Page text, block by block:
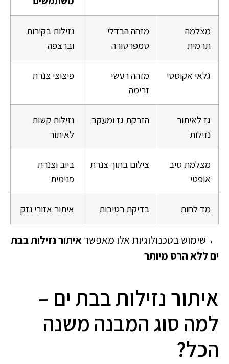
מצלמה
תרמית
מזהה הבדלי
טמפרטורה
נזילות בקירות
וברצפה
גלאי אקוסטי
מזהה רעשי
זרימה
פיצוצי צנרת
גז לאיתור
נזילות
הזרקת גז ומעקב
נזילות קשות
לאיתור
מצלמת סיב
אופטי
צילום בתוך צנרת
ביוב וצנרת
פנימית
מד לחות בדיקת רטיבות איתור אזורי נזק
← שימוש בטכנולוגיות אלו מאפשראיתור נזילות בבת
ים ללא הרס מיותר
איתור נזילות בבת ים –
למה סוג המבנה משנה
הכל?